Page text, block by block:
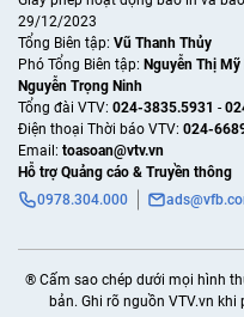
29/12/2023
Tổng Biên tập: Vũ Thanh Thủy
Phó Tổng Biên tập: Nguyễn Thị Mỹ
Nguyễn Trọng Ninh
Tổng đài VTV: 024-3835.5931 -
Ðiện thoại Thời báo VTV: 024-
Email: toasoan@vtv.vn
Hỗ trợ Quảng cáo & Truyền thông
0978.304.000
® Cấm sao chép dưới mọi hình
bản. Ghi rõ nguồn VTV.vn